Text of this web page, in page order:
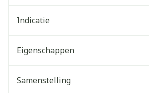
Indicatie
Eigenschappen
Samenstelling